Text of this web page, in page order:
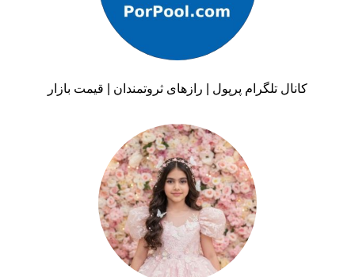
کانال تلگرام پرپول | رازهای ثروتمندان | قیمت بازار